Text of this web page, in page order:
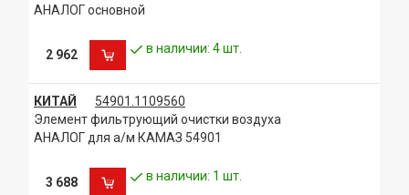
АНАЛОГ основной
2 962 в наличии: 4 шт.
КИТАЙ
54901.1109560
Элемент фильтрующий очистки воздуха
АНАЛОГ для а/м КАМАЗ 54901
3 688 в наличии: 1 шт.